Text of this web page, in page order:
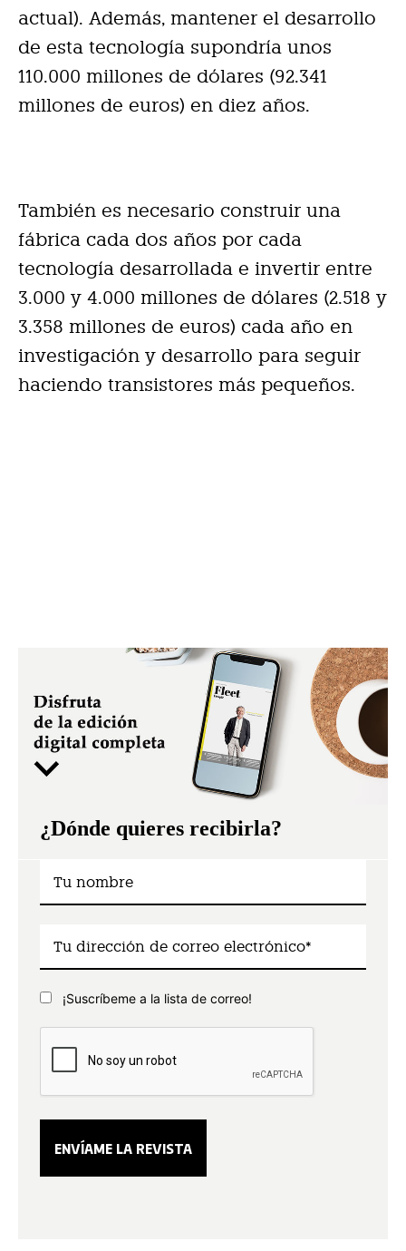
actual). Además, mantener el desarrollo
de esta tecnología supondría unos
110.000 millones de dólares (92.341
millones de euros) en diez años.
También es necesario construir una
fábrica cada dos años por cada
tecnología desarrollada e invertir entre
3.000 y 4.000 millones de dólares (2.518 y
3.358 millones de euros) cada año en
investigación y desarrollo para seguir
haciendo transistores más pequeños.
¿Dónde quieres recibirla?
¡Suscríbeme a la lista de correo!